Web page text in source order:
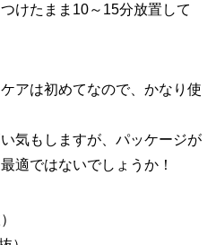
けたまま10～15分放置して
アは初めてなので、かなり使
気もしますが、パッケージが
適ではないでしょうか！